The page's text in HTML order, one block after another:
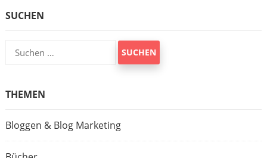
SUCHEN
Suchen
nach:
THEMEN
Bloggen & Blog Marketing